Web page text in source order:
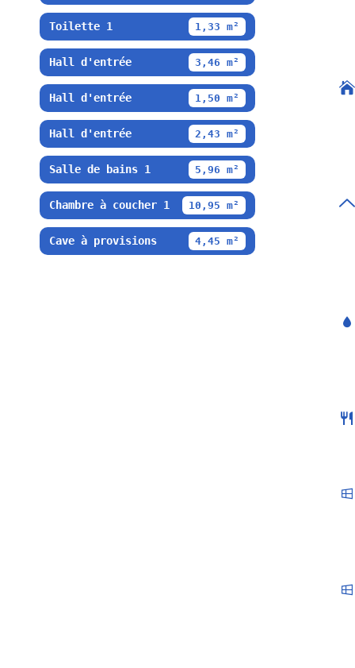
Toilette 1 1,33 m²
Hall d'entrée 3,46 m²
Hall d'entrée 1,50 m²
Hall d'entrée 2,43 m²
Salle de bains 1 5,96 m²
Chambre à coucher 1 10,95 m²
Cave à provisions 4,45 m²